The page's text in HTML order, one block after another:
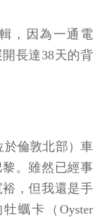
，因為一通電
長達38天的背
於倫敦北部）車
。雖然已經事
，但我還是手
蠣卡（Oyster